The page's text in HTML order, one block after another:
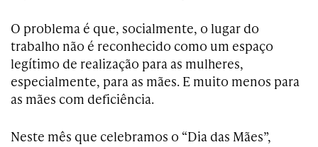
O problema é que, socialmente, o lugar do
trabalho não é reconhecido como um espaço
legítimo de realização para as mulheres,
especialmente, para as mães. E muito menos para
as mães com deficiência.
Neste mês que celebramos o “Dia das Mães”,